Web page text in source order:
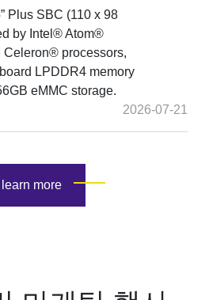
Plus SBC (110 x 98
by Intel® Atom®
Celeron® processors,
LPDDR4 memory
eMMC storage.
2026-07-21
learn more